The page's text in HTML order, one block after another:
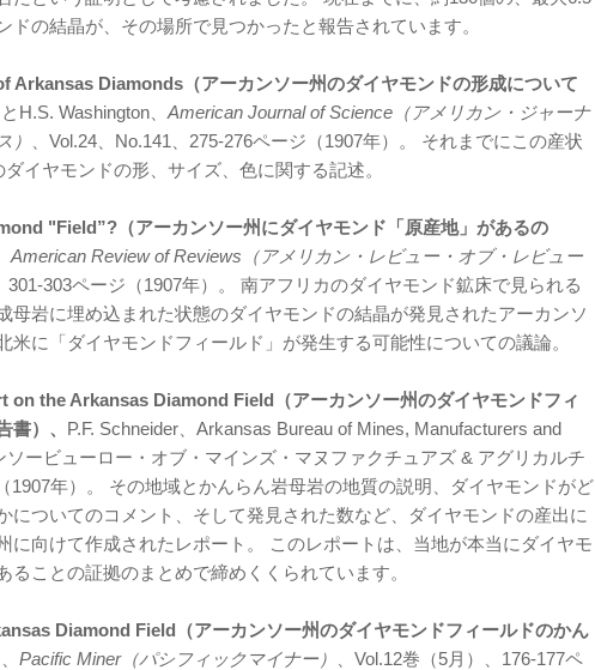
ドの結晶が、その場所で見つかったと報告されています。
Arkansas Diamonds（アーカンソー州のダイヤモンドの形成について
H.S. Washington、 American Journal of Science（アメリカン・ジャーナ
）
、Vol.24、No.141、275-276ページ（1907年）。 それまでにこの産状
イヤモンドの形、サイズ、色に関する記述。
"Field”?（アーカンソー州にダイヤモンド「原産地」があるの
American Review of Reviews（アメリカン・レビュー・オブ・レビュー
301-303ページ（1907年）。 南アフリカのダイヤモンド鉱床で見られる
母岩に埋め込まれた状態のダイヤモンドの結晶が発見されたアーカンソ
米に「ダイヤモンドフィールド」が発生する可能性についての議論。
on the Arkansas Diamond Field（アーカンソー州のダイヤモンドフィ
書）、 P.F. Schneider、Arkansas Bureau of Mines, Manufacturers and
ソービューロー・オブ・マインズ・マヌファクチュアズ & アグリカルチ
1907年）。 その地域とかんらん岩母岩の地質の説明、ダイヤモンドがど
についてのコメント、そして発見された数など、ダイヤモンドの産出に
に向けて作成されたレポート。 このレポートは、当地が本当にダイヤモ
ることの証拠のまとめで締めくくられています。
Diamond Field（アーカンソー州のダイヤモンドフィールドのかん
Pacific Miner（パシフィックマイナー）
、Vol.12巻（5月）、176-177ペ